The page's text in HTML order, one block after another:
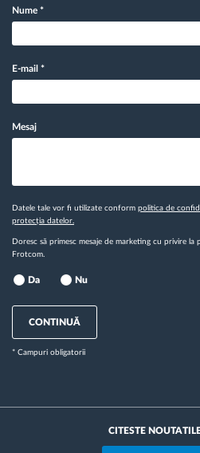
Nume *
E-mail *
Mesaj
Datele tale vor fi utilizate conform politica de
protecția datelor.
Doresc să primesc mesaje de marketing cu privire la
Frotcom.
Da Nu
CONTINUĂ
* Campuri obligatorii
CITESTE